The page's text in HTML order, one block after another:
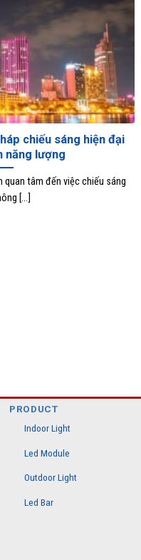
chiếu sáng hiện đại
năng lượng
quan tâm đến việc chiếu sáng
[...]
PRODUCT
Indoor Light
Led Module
Outdoor Light
Led Bar